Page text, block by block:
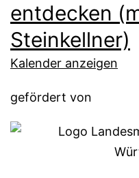
entdecken
Steinkellner)
Kalender anzeigen
gefördert von